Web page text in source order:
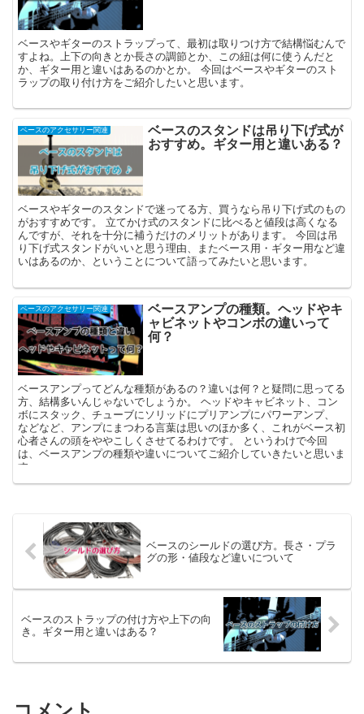
ベースやギターのストラップって、最初は取りつけ方で結構悩むんで
すよね。上下の向きとか長さの調節とか、この紐は何に使うんだと
か、ギター用と違いはあるのかとか。 今回はベースやギターのスト
ラップの取り付け方をご紹介したいと思います。
ベースのアクセサリー関連
ベースのスタンドは吊り下げ式が
おすすめ。ギター用と違いある？
ベースやギターのスタンドで迷ってる方、買うなら吊り下げ式のもの
がおすすめです。 立てかけ式のスタンドに比べると値段は高くなる
んですが、それを十分に補うだけのメリットがあります。 今回は吊
り下げ式スタンドがいいと思う理由、またベース用・ギター用など違
いはあるのか、ということについて語ってみたいと思います。
ベースのアクセサリー関連
ベースアンプの種類。ヘッドやキ
ャビネットやコンボの違いって
何？
ベースアンプってどんな種類があるの？違いは何？と疑問に思ってる
方、結構多いんじゃないでしょうか。 ヘッドやキャビネット、コン
ボにスタック、チューブにソリッドにプリアンプにパワーアンプ、
などなど、アンプにまつわる言葉は思いのほか多く、これがベース初
心者さんの頭をややこしくさせてるわけです。 というわけで今回
は、ベースアンプの種類や違いについてご紹介していきたいと思いま
す。
ベースのシールドの選び方。長さ・プラ
グの形・値段など違いについて
ベースのストラップの付け方や上下の向
き。ギター用と違いはある？